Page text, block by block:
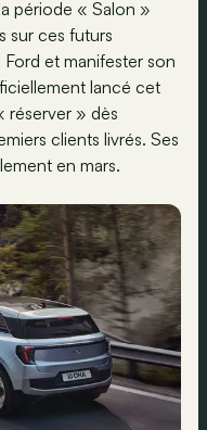
période « Salon »
sur ces futurs
et manifester son
lancé cet
réserver » dès
clients livrés. Ses
en mars.